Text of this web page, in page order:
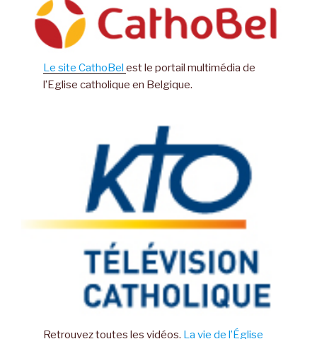
Le site CathoBel est le portail multimédia de
l’Eglise catholique en Belgique.
Retrouvez toutes les vidéos. La vie de l’Église